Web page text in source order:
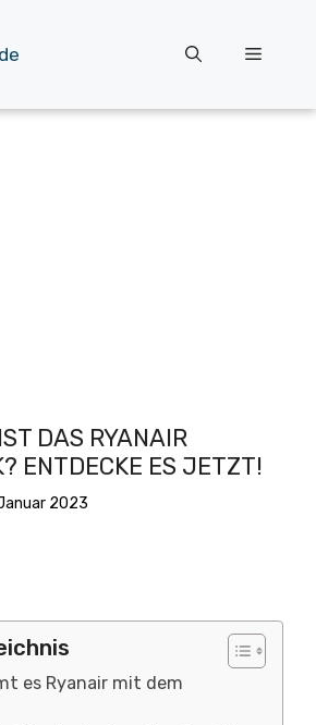
Menü
DAS RYANAIR
ENTDECKE ES JETZT!
2023
es Ryanair mit dem